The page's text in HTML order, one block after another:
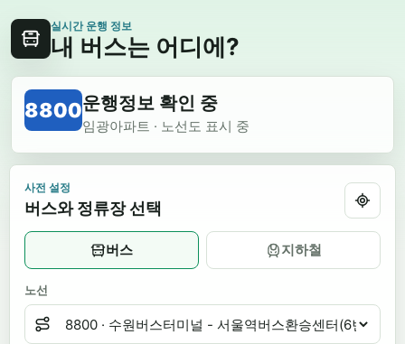
실시간 운행 정보
내 버스는 어디에?
8800운행정보 확인 중
임광아파트 · 노선도 표시 중
사전 설정
버스와 정류장 선택
버스 지하철
노선